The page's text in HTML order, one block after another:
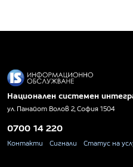
Национален системен
ул. Панайот Волов 2, София 1504
0700 14 220
Контакти Сигнали Статус на